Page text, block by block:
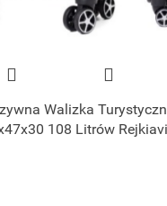
Walizka
108 Litrów